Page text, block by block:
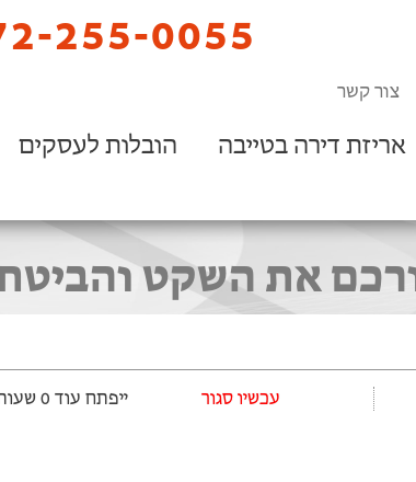
255-0055
צור קשר
אריזת דירה בטייבה
הובלות לעסקים
את השקט
‫עכשיו סגור ייפתח עוד 0 שעות ‫ו-12 דקות